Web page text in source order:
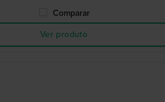
Comparar
Ver produto